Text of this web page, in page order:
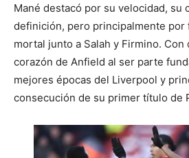
Mané destacó por su velocidad, su
definición, pero principalmente por
mortal junto a Salah y Firmino. Con
corazón de Anfield al ser parte
mejores épocas del Liverpool y
consecución de su primer título de